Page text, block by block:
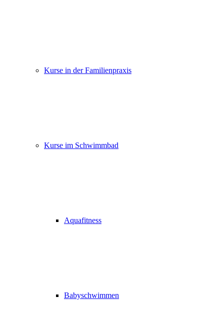
Kurse in der Familienpraxis
Kurse im Schwimmbad
Aquafitness
Babyschwimmen